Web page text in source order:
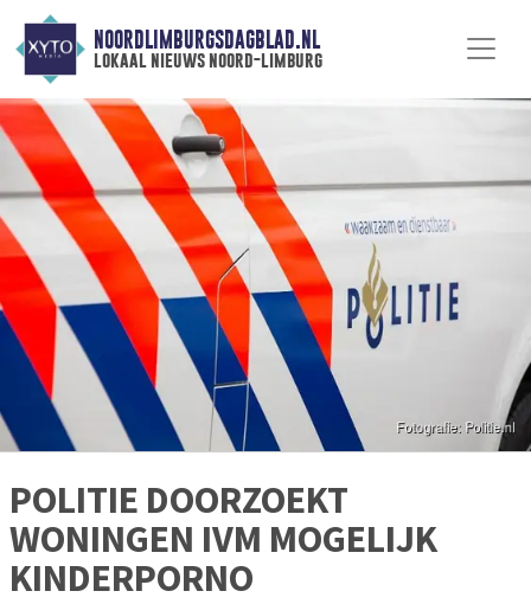
NOORDLIMBURGSDAGBLAD.NL
lokaal nieuws noord-limburg
POLITIE DOORZOEKT
WONINGEN IVM MOGELIJK
KINDERPORNO